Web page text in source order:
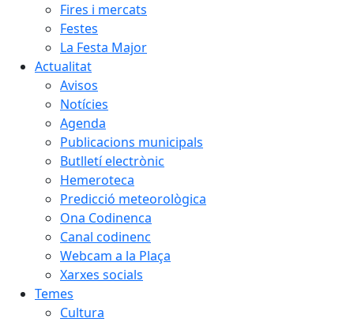
Fires i mercats
Festes
La Festa Major
Actualitat
Avisos
Notícies
Agenda
Publicacions municipals
Butlletí electrònic
Hemeroteca
Predicció meteorològica
Ona Codinenca
Canal codinenc
Webcam a la Plaça
Xarxes socials
Temes
Cultura